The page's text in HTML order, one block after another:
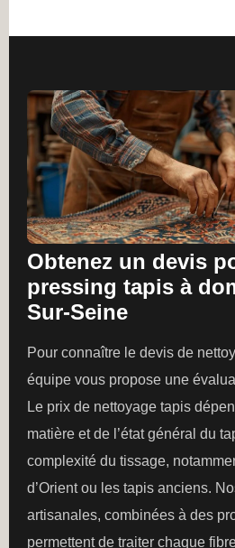
Obtenez un devis
pressing tapis à
Sur-Seine
Pour connaître le devis de
équipe vous propose une
Le prix de nettoyage tapis
matière et de l’état général du
complexité du tissage,
d’Orient ou les tapis anciens.
artisanales, combinées à des
permettent de traiter chaque